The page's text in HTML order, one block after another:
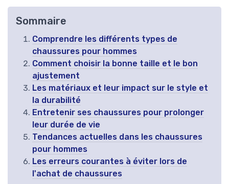
Sommaire
Comprendre les différents types de
chaussures pour hommes
Comment choisir la bonne taille et le bon
ajustement
Les matériaux et leur impact sur le style et
la durabilité
Entretenir ses chaussures pour prolonger
leur durée de vie
Tendances actuelles dans les chaussures
pour hommes
Les erreurs courantes à éviter lors de
l'achat de chaussures